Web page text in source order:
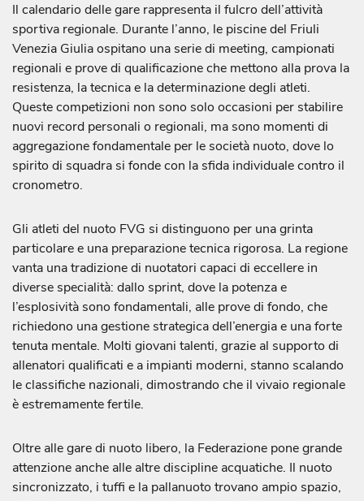
Il calendario delle gare rappresenta il fulcro dell’attività
sportiva regionale. Durante l’anno, le piscine del Friuli
Venezia Giulia ospitano una serie di meeting, campionati
regionali e prove di qualificazione che mettono alla prova la
resistenza, la tecnica e la determinazione degli atleti.
Queste competizioni non sono solo occasioni per stabilire
nuovi record personali o regionali, ma sono momenti di
aggregazione fondamentale per le società nuoto, dove lo
spirito di squadra si fonde con la sfida individuale contro il
cronometro.
Gli atleti del nuoto FVG si distinguono per una grinta
particolare e una preparazione tecnica rigorosa. La regione
vanta una tradizione di nuotatori capaci di eccellere in
diverse specialità: dallo sprint, dove la potenza e
l’esplosività sono fondamentali, alle prove di fondo, che
richiedono una gestione strategica dell’energia e una forte
tenuta mentale. Molti giovani talenti, grazie al supporto di
allenatori qualificati e a impianti moderni, stanno scalando
le classifiche nazionali, dimostrando che il vivaio regionale
è estremamente fertile.
Oltre alle gare di nuoto libero, la Federazione pone grande
attenzione anche alle altre discipline acquatiche. Il nuoto
sincronizzato, i tuffi e la pallanuoto trovano ampio spazio,